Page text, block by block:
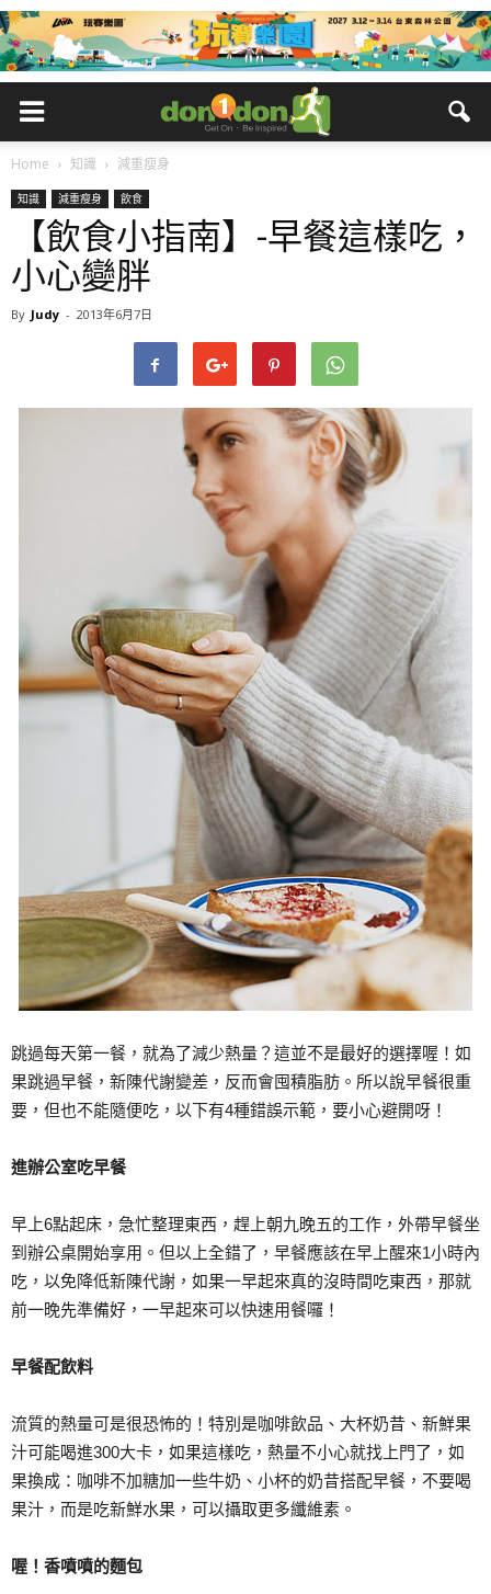
Home 知識 減重瘦身
知識 減重瘦身 飲食
【飲食小指南】-早餐這樣吃，
小心變胖
By Judy - 2013年6月7日
跳過每天第一餐，就為了減少熱量？這並不是最好的選擇喔！如
果跳過早餐，新陳代謝變差，反而會囤積脂肪。所以說早餐很重
要，但也不能隨便吃，以下有4種錯誤示範，要小心避開呀！
進辦公室吃早餐
早上6點起床，急忙整理東西，趕上朝九晚五的工作，外帶早餐坐
到辦公桌開始享用。但以上全錯了，早餐應該在早上醒來1小時內
吃，以免降低新陳代謝，如果一早起來真的沒時間吃東西，那就
前一晚先準備好，一早起來可以快速用餐囉！
早餐配飲料
流質的熱量可是很恐怖的！特別是咖啡飲品、大杯奶昔、新鮮果
汁可能喝進300大卡，如果這樣吃，熱量不小心就找上門了，如
果換成：咖啡不加糖加一些牛奶、小杯的奶昔搭配早餐，不要喝
果汁，而是吃新鮮水果，可以攝取更多纖維素。
喔！香噴噴的麵包